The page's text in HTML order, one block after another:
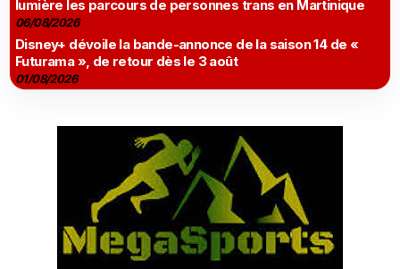
lumière les parcours de personnes trans en Martinique
06/08/2026
Disney+ dévoile la bande-annonce de la saison 14 de «
Futurama », de retour dès le 3 août
01/08/2026